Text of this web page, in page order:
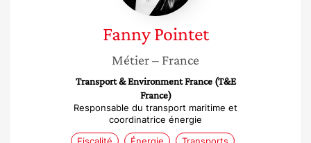
Fanny Pointet
Métier– France
Transport & Environment France (T&E
France)
Responsable du transport maritime et
coordinatrice énergie